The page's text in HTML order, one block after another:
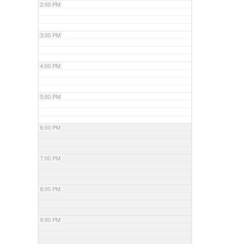
2:00 PM
3:00 PM
4:00 PM
5:00 PM
6:00 PM
7:00 PM
8:00 PM
9:00 PM